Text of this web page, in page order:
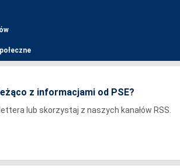
z informacjami od PSE?
lub skorzystaj z naszych kanałów RSS.